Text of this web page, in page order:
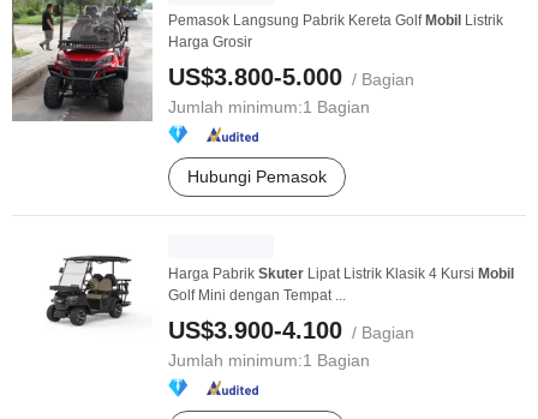
Pemasok Langsung Pabrik Kereta Golf Mobil Listrik
Harga Grosir
US$3.800-5.000 / Bagian
Jumlah minimum:1 Bagian
Hubungi Pemasok
Harga Pabrik Skuter Lipat Listrik Klasik 4 Kursi Mobil
Golf Mini dengan Tempat ...
US$3.900-4.100 / Bagian
Jumlah minimum:1 Bagian